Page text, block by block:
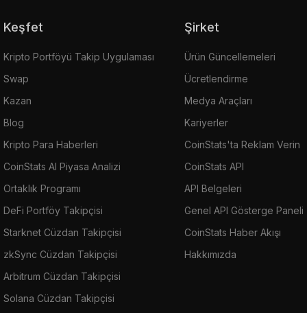
Keşfet
Kripto Portföyü Takip Uygulaması
Swap
Kazan
Blog
Kripto Para Haberleri
CoinStats AI Piyasa Analizi
Ortaklık Programı
DeFi Portföy Takipçisi
Starknet Cüzdan Takipçisi
zkSync Cüzdan Takipçisi
Arbitrum Cüzdan Takipçisi
Solana Cüzdan Takipçisi
Şirket
Ürün Güncellemeleri
Ücretlendirme
Medya Araçları
Kariyerler
CoinStats'ta Reklam Verin
CoinStats API
API Belgeleri
Genel API Gösterge Paneli
CoinStats Haber Akışı
Hakkımızda